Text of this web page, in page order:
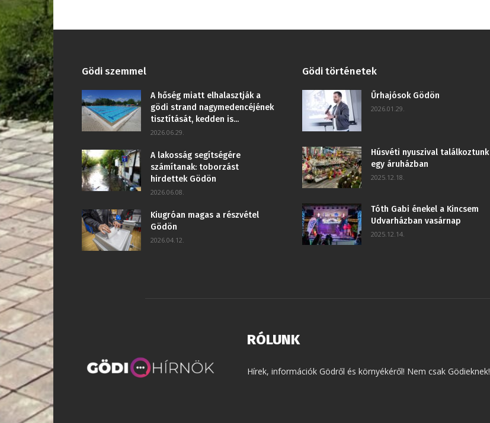
Gödi szemmel
A hőség miatt elhalasztják a
gödi strand nagymedencéjének
tisztítását, kedden is...
2026.06.29.
A lakosság segítségére
számítanak: toborzást
hirdettek Gödön
2026.06.08.
Kiugróan magas a részvétel
Gödön
2026.04.12.
Gödi történetek
Űrhajósok Gödön
2026.01.29.
Húsvéti nyuszival találkoztunk
egy áruházban
2025.12.18.
Tóth Gabi énekel a Kincsem
Udvarházban vasárnap
2025.12.14.
RÓLUNK
Hírek, információk Gödről és környékéről! Nem csak Gödieknek!